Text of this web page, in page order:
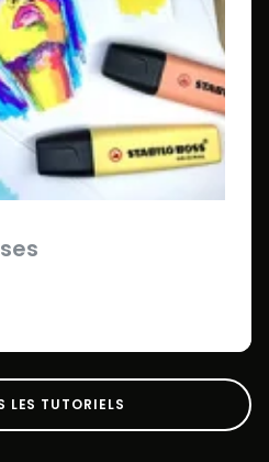
LES TUTORIELS